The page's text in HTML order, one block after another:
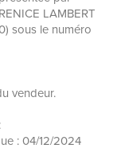
LAMBERT
sous le numéro
vendeur.
: 04/12/2024